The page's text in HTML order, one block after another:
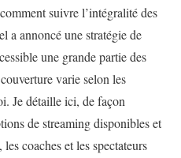
suivre l’intégralité des
a annoncé une stratégie de
une grande partie des
varie selon les
Je détaille ici, de façon
de streaming disponibles et
coaches et les spectateurs